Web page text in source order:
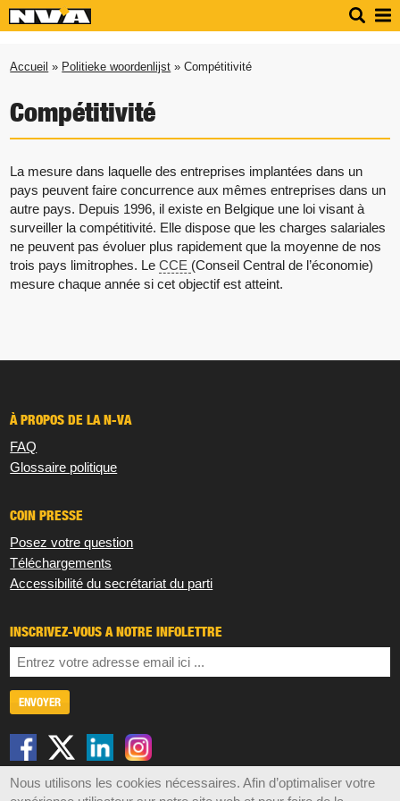
Accueil » Politieke woordenlijst » Compétitivité
Compétitivité
La mesure dans laquelle des entreprises implantées dans un
pays peuvent faire concurrence aux mêmes entreprises dans un
autre pays. Depuis 1996, il existe en Belgique une loi visant à
surveiller la compétitivité. Elle dispose que les charges salariales
ne peuvent pas évoluer plus rapidement que la moyenne de nos
trois pays limitrophes. LeCCE (Conseil Central de l’économie)
mesure chaque année si cet objectif est atteint.
À PROPOS DE LA N-VA
FAQ
Glossaire politique
COIN PRESSE
Posez votre question
Téléchargements
Accessibilité du secrétariat du parti
INSCRIVEZ-VOUS À NOTRE INFOLETTRE
Disclaimer Privacy Cookies Sitemap
Nous utilisons les cookies nécessaires. Afin d’optimaliser votre